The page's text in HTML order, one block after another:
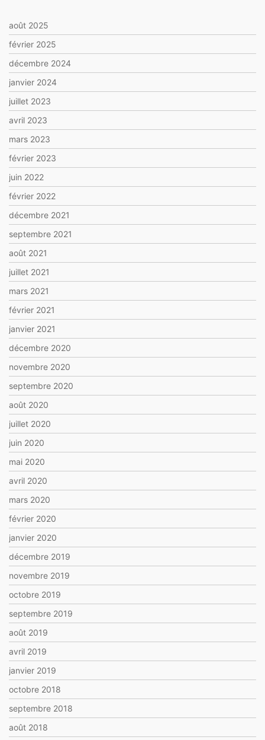
août 2025
février 2025
décembre 2024
janvier 2024
juillet 2023
avril 2023
mars 2023
février 2023
juin 2022
février 2022
décembre 2021
septembre 2021
août 2021
juillet 2021
mars 2021
février 2021
janvier 2021
décembre 2020
novembre 2020
septembre 2020
août 2020
juillet 2020
juin 2020
mai 2020
avril 2020
mars 2020
février 2020
janvier 2020
décembre 2019
novembre 2019
octobre 2019
septembre 2019
août 2019
avril 2019
janvier 2019
octobre 2018
septembre 2018
août 2018